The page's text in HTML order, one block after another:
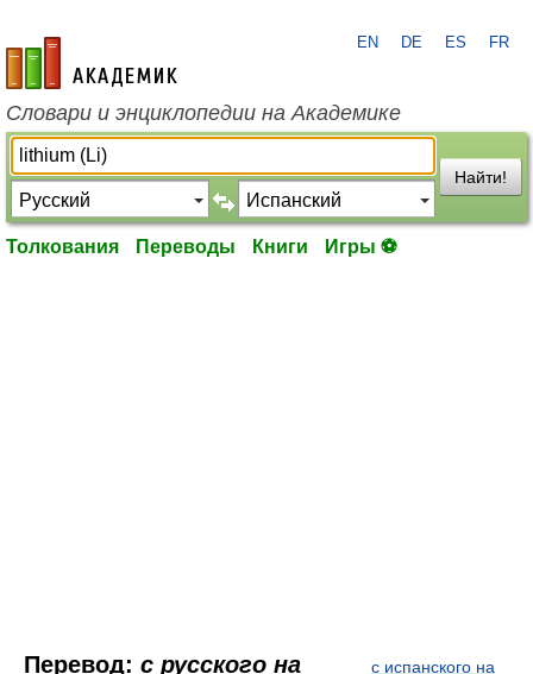
academic.ru
EN DE ES FR
Словари и энциклопедии на Академике
Найти!
Толкования Переводы Книги Игры ⚽
Перевод: с русского на
с испанского на